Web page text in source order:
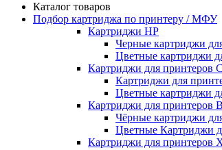
Каталог товаров
Подбор картриджа по принтеру / МФУ
Картриджи HP
Черные картриджи
Цветные картриджи
Картриджи для принтеров
Картриджи для
Цветные картриджи
Картриджи для принтеров
Чёрные картриджи
Цветные Картриджи
Картриджи для принтеров